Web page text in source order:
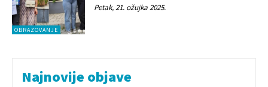
OBRAZOVANJE
Petak, 21. ožujka 2025.
Najnovije objave